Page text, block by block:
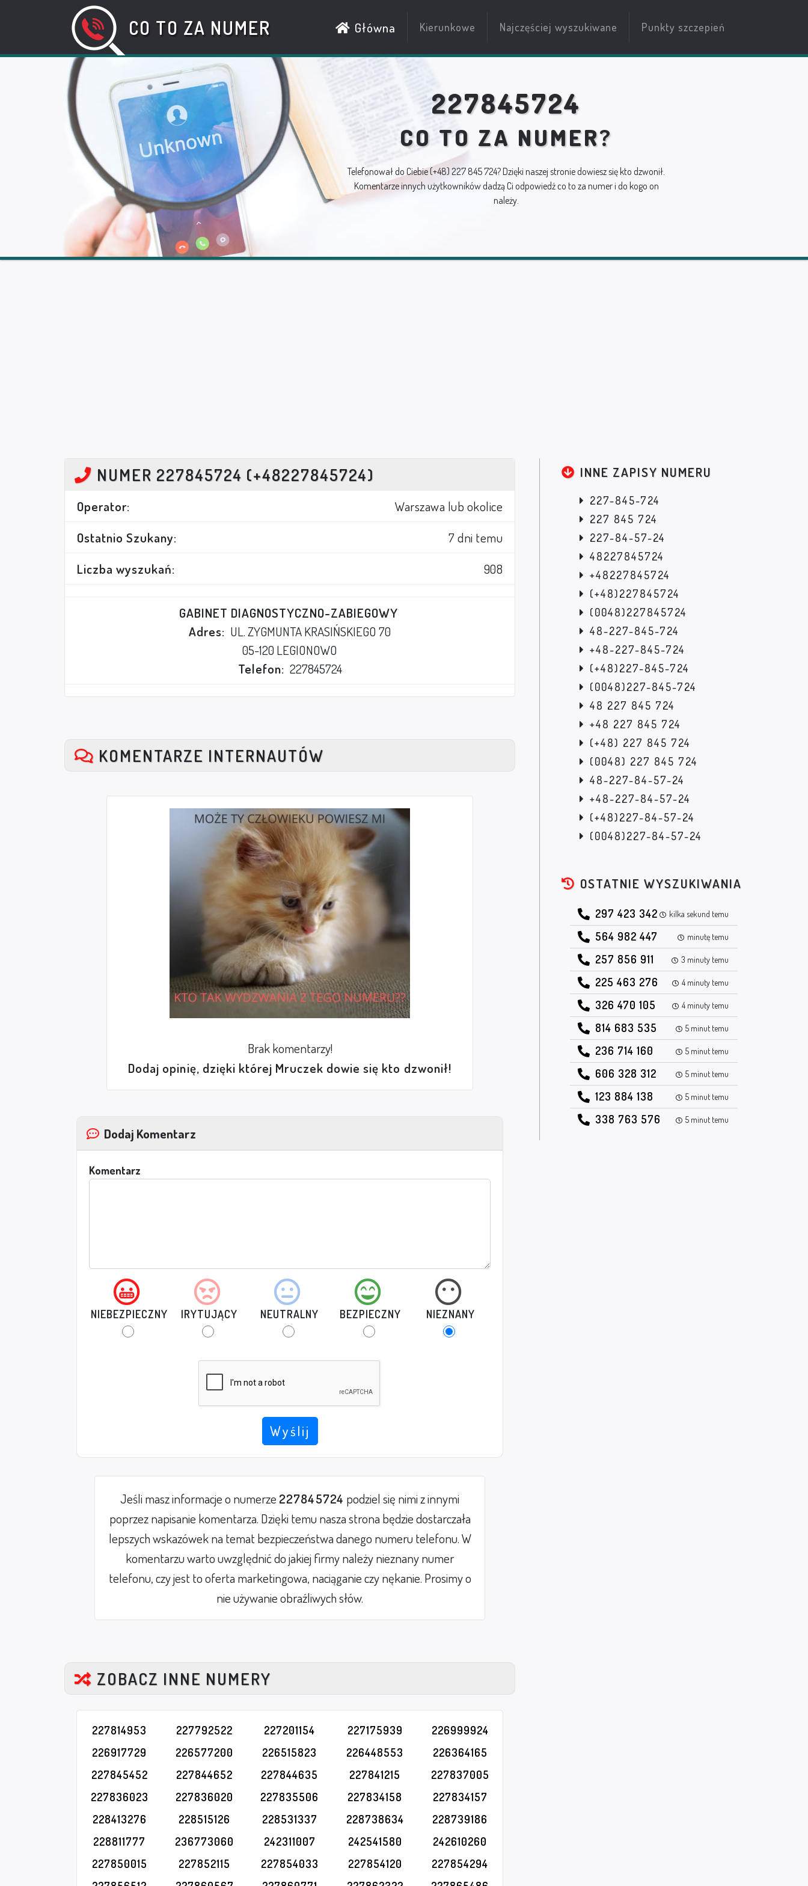
CO TO ZA NUMER Główna Kierunkowe Najczęściej wyszukiwane Punkty szczepień
227845724
CO TO ZA NUMER?
Telefonował do Ciebie(+48) 227 845 724? Dzięki naszej stronie dowiesz się kto dzwonił.
Komentarze innych użytkowników dadzą Ci odpowiedź co to za numer i do kogo on
należy.
NUMER 227845724 (+48227845724)
Operator:
Warszawa lub okolice
Ostatnio Szukany:
7 dni temu
Liczba wyszukań:
908
GABINET DIAGNOSTYCZNO-ZABIEGOWY
Adres: UL. ZYGMUNTA KRASIŃSKIEGO 70
05-120 LEGIONOWO
Telefon: 227845724
KOMENTARZE INTERNAUTÓW
Brak komentarzy!
Dodaj opinię, dzięki której Mruczek dowie się kto dzwonił!
Dodaj Komentarz
Komentarz
NIEBEZPIECZNY IRYTUJĄCY NEUTRALNY BEZPIECZNY NIEZNANY
Wyślij
Jeśli masz informacje o numerze 227845724 podziel się nimi z innymi
poprzez napisanie komentarza. Dzięki temu nasza strona będzie dostarczała
lepszych wskazówek na temat bezpieczeństwa danego numeru telefonu. W
komentarzu warto uwzględnić do jakiej firmy należy nieznany numer
telefonu, czy jest to oferta marketingowa, naciąganie czy nękanie. Prosimy o
nie używanie obraźliwych słów.
ZOBACZ INNE NUMERY
227814953 227792522 227201154 227175939
226999924
226917729
226577200 226515823 226448553
226364165
227845452
227844652 227844635 227841215
227837005
227836023
227836020 227835506 227834158
227834157
228413276
228515126 228531337 228738634
228739186
228811777
236773060 242311007 242541580
242610260
227850015
227852115 227854033 227854120
227854294
INNE ZAPISY NUMERU
227-845-724
227 845 724
227-84-57-24
48227845724
+48227845724
(+48)227845724
(0048)227845724
48-227-845-724
+48-227-845-724
(+48)227-845-724
(0048)227-845-724
48 227 845 724
+48 227 845 724
(+48) 227 845 724
(0048) 227 845 724
48-227-84-57-24
+48-227-84-57-24
(+48)227-84-57-24
(0048)227-84-57-24
OSTATNIE WYSZUKIWANIA
297 423 342 kilka sekund temu
564 982 447 minutę temu
257 856 911 3 minuty temu
225 463 276 4 minuty temu
326 470 105 4 minuty temu
814 683 535 5 minut temu
236 714 160 5 minut temu
606 328 312 5 minut temu
123 884 138 5 minut temu
338 763 576 5 minut temu